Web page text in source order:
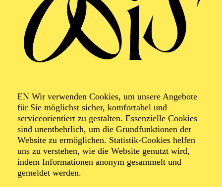
EN Wir verwenden Cookies, um unsere Angebote
für Sie möglichst sicher, komfortabel und
serviceorientiert zu gestalten. Essenzielle Cookies
sind unentbehrlich, um die Grundfunktionen der
Website zu ermöglichen. Statistik-Cookies helfen
uns zu verstehen, wie die Website genutzt wird,
indem Informationen anonym gesammelt und
gemeldet werden.
Thursday
01.10.2026
19:00 - 21:00
Alfried Krupp Saal
TICKETS
35,00€
Abo 13: Entertainment
OPERA